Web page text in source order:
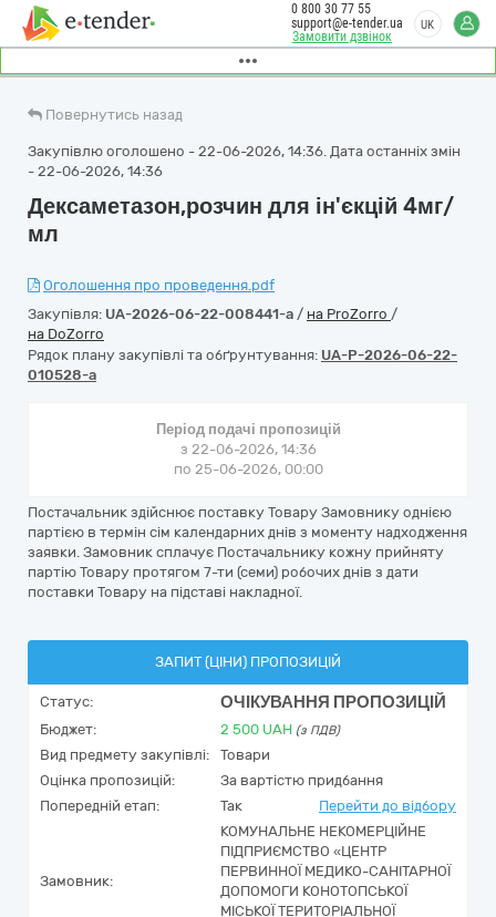
Замовити дзвінок
0 800 30 77 55
support@e-tender.ua
UK
Повернутись назад
Закупівлю оголошено - 22-06-2026, 14:36. Дата останніх змін
- 22-06-2026, 14:36
Дексаметазон,розчин для ін'єкцій 4мг/
мл
Оголошення про проведення.pdf
Закупівля: UA-2026-06-22-008441-a / на ProZorro /
на DoZorro
Рядок плану закупівлі та обґрунтування: UA-P-2026-06-22-
010528-a
Період подачі пропозицій
з 22-06-2026, 14:36
по 25-06-2026, 00:00
Постачальник здійснює поставку Товару Замовнику однією
партією в термін сім календарних днів з моменту надходження
заявки. Замовник сплачує Постачальнику кожну прийняту
партію Товару протягом 7-ти (семи) робочих днів з дати
поставки Товару на підставі накладної.
ЗАПИТ (ЦІНИ) ПРОПОЗИЦІЙ
Статус: ОЧІКУВАННЯ ПРОПОЗИЦІЙ
Бюджет: 2 500 UAH (з ПДВ)
Вид предмету закупівлі:
Товари
Оцінка пропозицій:
За вартістю придбання
Попередній етап:
Так Перейти до відбору
Замовник:
КОМУНАЛЬНЕ НЕКОМЕРЦІЙНЕ
ПІДПРИЄМСТВО «ЦЕНТР
ПЕРВИННОЇ МЕДИКО-САНІТАРНОЇ
ДОПОМОГИ КОНОТОПСЬКОЇ
МІСЬКОЇ ТЕРИТОРІАЛЬНОЇ